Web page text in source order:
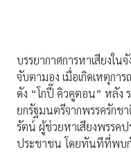
บรรยากาศการหาเสียงใน
จับตามอง เมื่อเกิดเหตุกา
ดัง “โกปี๊ คิวคูตอน” หลัง
ยกรัฐมนตรีจากพรรครัก
รัตน์ ผู้ช่วยหาเสียงพรรค
ประชาชน โดยทันทีที่พบ